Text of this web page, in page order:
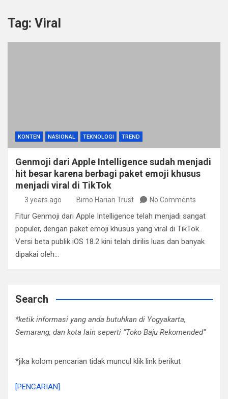
Tag: Viral
KONTEN NASIONAL TEKNOLOGI TREND
Genmoji dari Apple Intelligence sudah menjadi
hit besar karena berbagi paket emoji khusus
menjadi viral di TikTok
3 years ago Bimo Harian Trust No Comments
Fitur Genmoji dari Apple Intelligence telah menjadi sangat
populer, dengan paket emoji khusus yang viral di TikTok.
Versi beta publik iOS 18.2 kini telah dirilis luas dan banyak
dipakai oleh…
Search
*ketik informasi yang anda butuhkan di Yogyakarta,
Semarang, dan kota lain seperti “Toko Baju Rekomended”
*jika kolom pencarian tidak muncul klik link berikut
[PENCARIAN]